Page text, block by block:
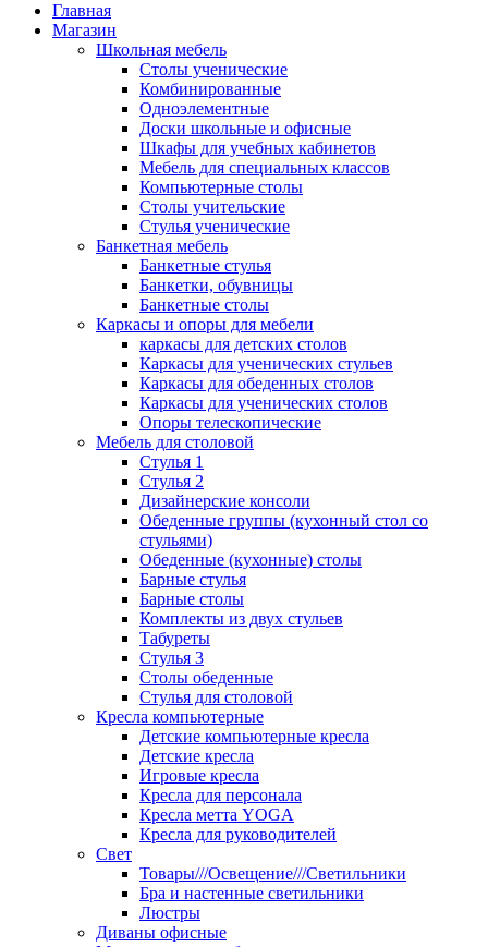
Главная
Магазин
Школьная мебель
Столы ученические
Комбинированные
Одноэлементные
Доски школьные и офисные
Шкафы для учебных кабинетов
Мебель для специальных классов
Компьютерные столы
Столы учительские
Стулья ученические
Банкетная мебель
Банкетные стулья
Банкетки, обувницы
Банкетные столы
Каркасы и опоры для мебели
каркасы для детских столов
Каркасы для ученических стульев
Каркасы для обеденных столов
Каркасы для ученических столов
Опоры телескопические
Мебель для столовой
Стулья 1
Стулья 2
Дизайнерские консоли
Обеденные группы (кухонный стол со
стульями)
Обеденные (кухонные) столы
Барные стулья
Барные столы
Комплекты из двух стульев
Табуреты
Стулья 3
Столы обеденные
Стулья для столовой
Кресла компьютерные
Детские компьютерные кресла
Детские кресла
Игровые кресла
Кресла для персонала
Кресла метта YOGA
Кресла для руководителей
Свет
Товары///Освещение///Светильники
Бра и настенные светильники
Люстры
Диваны офисные